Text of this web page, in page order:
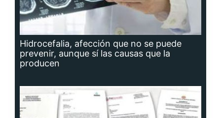
Hidrocefalia, afección que no se puede
prevenir, aunque sí las causas que la
producen